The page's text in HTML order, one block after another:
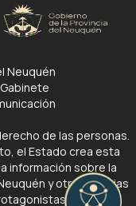
Neuquén
de las personas.
el Estado crea esta
información sobre la
y otras noticias